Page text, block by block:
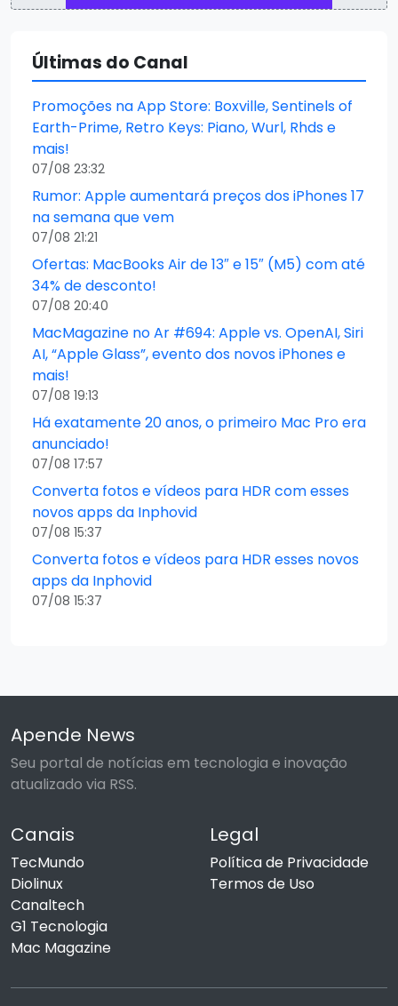
Últimas do Canal
Promoções na App Store: Boxville, Sentinels of
Earth-Prime, Retro Keys: Piano, Wurl, Rhds e
mais!
07/08 23:32
Rumor: Apple aumentará preços dos iPhones 17
na semana que vem
07/08 21:21
Ofertas: MacBooks Air de 13″ e 15″ (M5) com até
34% de desconto!
07/08 20:40
MacMagazine no Ar #694: Apple vs. OpenAI, Siri
AI, “Apple Glass”, evento dos novos iPhones e
mais!
07/08 19:13
Há exatamente 20 anos, o primeiro Mac Pro era
anunciado!
07/08 17:57
Converta fotos e vídeos para HDR com esses
novos apps da Inphovid
07/08 15:37
Converta fotos e vídeos para HDR esses novos
apps da Inphovid
07/08 15:37
Apende News
Seu portal de notícias em tecnologia e inovação
atualizado via RSS.
Canais
TecMundo
Diolinux
Canaltech
G1 Tecnologia
Mac Magazine
Legal
Política de Privacidade
Termos de Uso